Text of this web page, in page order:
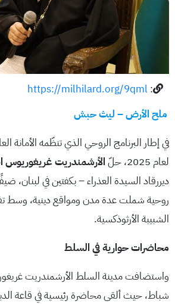
:
https://milhilard.org/9qml
ملح الأرض – ليث حبش
في إطار البرنامج الروحي الذي تنظّمه الأمانة
لعام 2025، حلّ
الأرشمندريت غريغوريوس
ديررقاد السيدة العذراء – بكفتين في لبنان،
روحية شملت عدة مدن ومواقع دينية، وسط
الشبيبة الأرثوذكسية.
محاضرات حوارية في السلط
شباط، حيث ألقى محاضرة رئيسية في قاعة